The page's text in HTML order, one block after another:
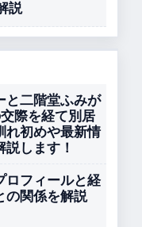
説
と二階堂ふみが
際を経て別居
れ初めや最新情
します！
ロフィールと経
の関係を解説